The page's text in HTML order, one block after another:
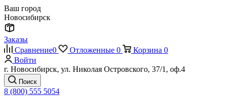
Ваш город
Новосибирск
Заказы
Сравнение0 Отложенные 0 Корзина 0
Войти
г. Новосибирск, ул. Николая Островского, 37/1, оф.4
Поиск
8 (800) 555 5054